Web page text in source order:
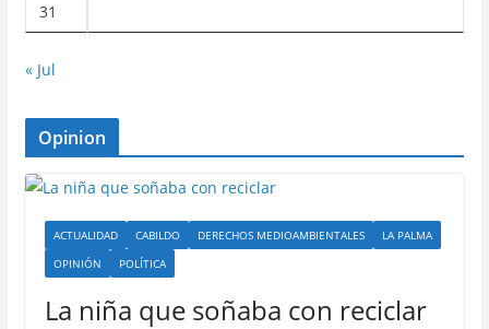
31
« Jul
Opinion
ACTUALIDAD CABILDO DERECHOS MEDIOAMBIENTALES
LA PALMA
OPINIÓN
POLÍTICA
La niña que soñaba con reciclar